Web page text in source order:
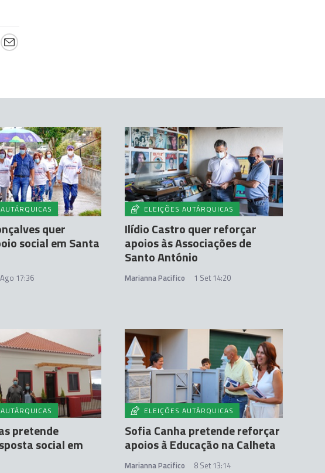
quer
social em Santa
17:36
ELEIÇÕES AUTÁRQUICAS
Ilídio Castro quer reforçar
apoios às Associações de
Santo António
Marianna Pacifico 1 Set 14:20
pretende
social em
ELEIÇÕES AUTÁRQUICAS
Sofia Canha pretende reforçar
apoios à Educação na Calheta
Marianna Pacifico 8 Set 13:14